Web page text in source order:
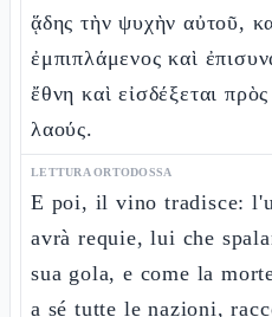
ᾅδης τὴν ψυχὴν αὐτοῦ,
ἐμπιπλάμενος καὶ
ἔθνη καὶ εἰσδέξεται
λαούς.
LETTURA ORTODOSSA
E poi, il vino tradisce:
avrà requie, lui che
sua gola, e come la
a sé tutte le nazioni,